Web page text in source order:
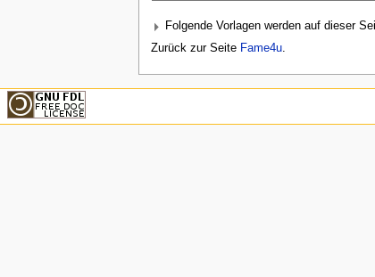
Folgende Vorlagen werden auf dieser
Zurück zur Seite Fame4u.